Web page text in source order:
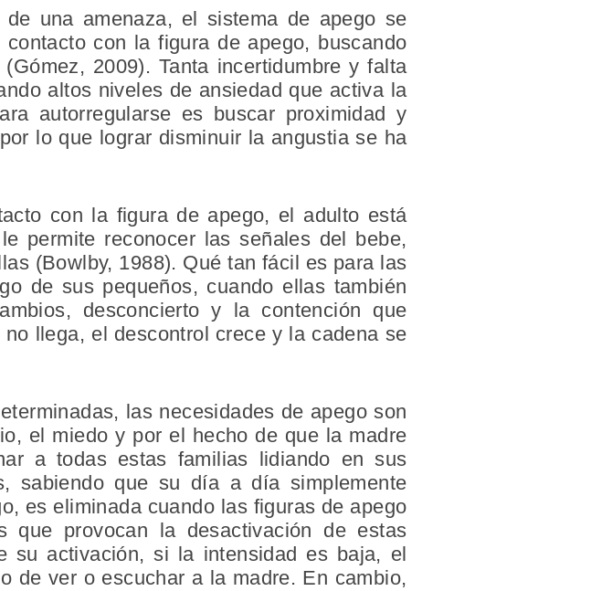
una amenaza, el sistema de apego se
con la figura de apego, buscando
2009). Tanta incertidumbre y falta
altos niveles de ansiedad que activa la
autorregularse es buscar proximidad y
lo que lograr disminuir la angustia se ha
con la figura de apego, el adulto está
permite reconocer las señales del bebe,
(Bowlby, 1988). Qué tan fácil es para las
de sus pequeños, cuando ellas también
desconcierto y la contención que
llega, el descontrol crece y la cadena se
las necesidades de apego son
el miedo y por el hecho de que la madre
a todas estas familias lidiando en sus
sabiendo que su día a día simplemente
es eliminada cuando las figuras de apego
que provocan la desactivación de estas
su activación, si la intensidad es baja, el
de ver o escuchar a la madre. En cambio,